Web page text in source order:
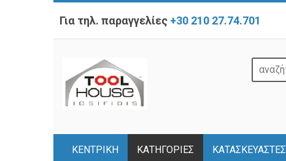
Για τηλ. παραγγελίες +30 210 27.74.701
ΚΕΝΤΡΙΚΗ ΚΑΤΗΓΟΡΙΕΣ ΚΑΤΑΣΚΕΥΑΣΤΕΣ